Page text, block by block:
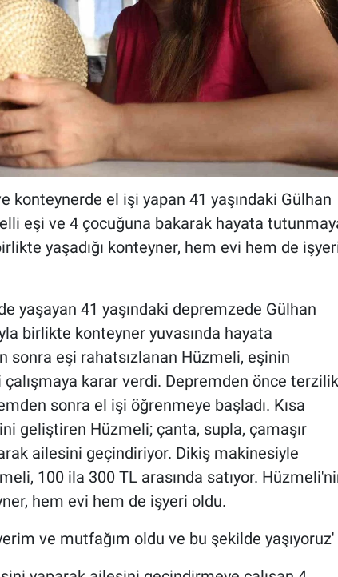
konteynerde el işi yapan 41 yaşındaki Gülhan
eşi ve 4 çocuğuna bakarak hayata
yaşadığı konteyner, hem evi hem de
yaşayan 41 yaşındaki depremzede Gülhan
birlikte konteyner yuvasında hayata
sonra eşi rahatsızlanan Hüzmeli, eşinin
çalışmaya karar verdi. Depremden önce terzilik
sonra el işi öğrenmeye başladı. Kısa
geliştiren Hüzmeli; çanta, supla, çamaşır
ailesini geçindiriyor. Dikiş makinesiyle
100 ila 300 TL arasında satıyor.
hem evi hem de işyeri oldu.
ve mutfağım oldu ve bu şekilde yaşıyoruz'